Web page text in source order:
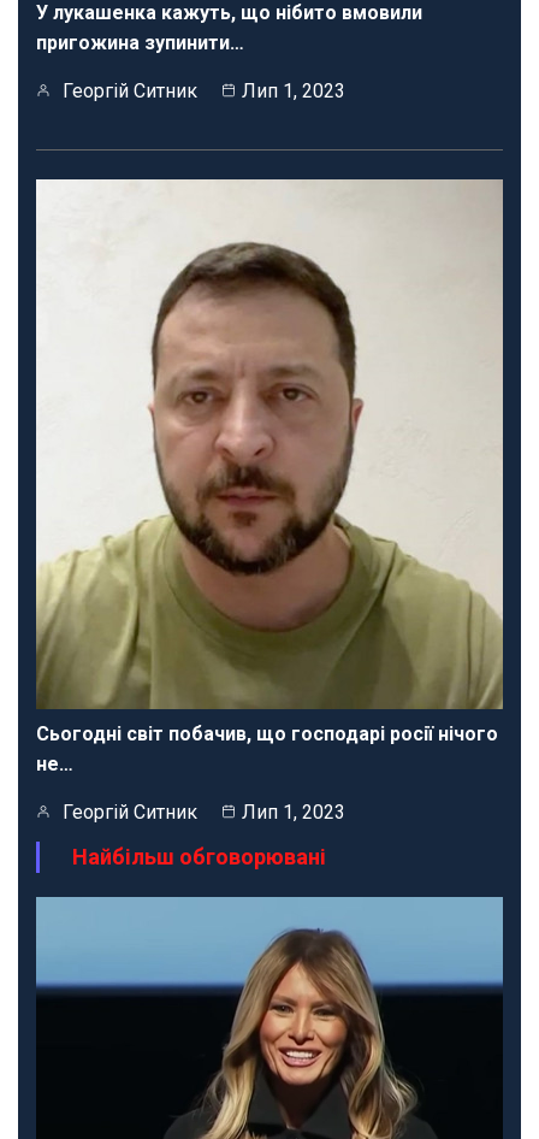
У лукашенка кажуть, що нібито вмовили
пригожина зупинити…
Георгій Ситник Лип 1, 2023
Сьогодні світ побачив, що господарі росії нічого
не…
Георгій Ситник Лип 1, 2023
Найбільш обговорювані